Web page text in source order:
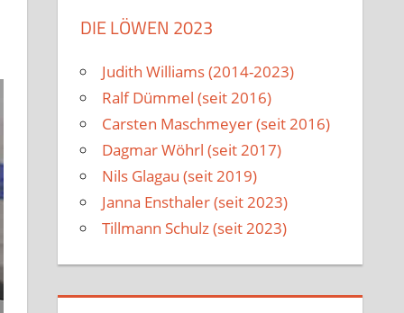
DIE LÖWEN 2023
Judith Williams (2014-2023)
Ralf Dümmel (seit 2016)
Carsten Maschmeyer (seit 2016)
Dagmar Wöhrl (seit 2017)
Nils Glagau (seit 2019)
Janna Ensthaler (seit 2023)
Tillmann Schulz (seit 2023)